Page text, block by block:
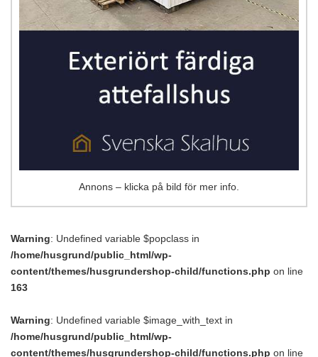
Annons – klicka på bild för mer info.
Warning: Undefined variable $popclass in
/home/husgrund/public_html/wp-
content/themes/husgrundershop-child/functions.php on line
163
Warning: Undefined variable $image_with_text in
/home/husgrund/public_html/wp-
content/themes/husgrundershop-child/functions.php on line